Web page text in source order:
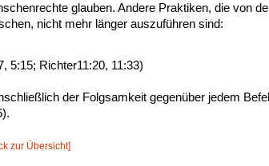
glauben. Andere Praktiken, die von
nicht mehr länger auszuführen sind:
5:15; Richter11:20, 11:33)
der Folgsamkeit gegenüber jedem
zur Übersicht]